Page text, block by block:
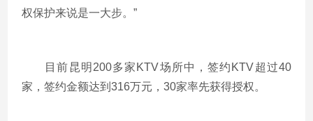
权保护来说是一大步。”
目前昆明200多家KTV场所中，签约KTV超过40
家，签约金额达到316万元，30家率先获得授权。